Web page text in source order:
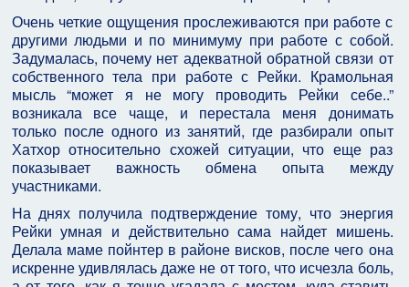
Очень четкие ощущения прослеживаются при работе с
другими людьми и по минимуму при работе с собой.
Задумалась, почему нет адекватной обратной связи от
собственного тела при работе с Рейки. Крамольная
мысль “может я не могу проводить Рейки себе..”
возникала все чаще, и перестала меня донимать
только после одного из занятий, где разбирали опыт
Хатхор относительно схожей ситуации, что еще раз
показывает важность обмена опыта между
участниками.
На днях получила подтверждение тому, что энергия
Рейки умная и действительно сама найдет мишень.
Делала маме пойнтер в районе висков, после чего она
искренне удивлялась даже не от того, что исчезла боль,